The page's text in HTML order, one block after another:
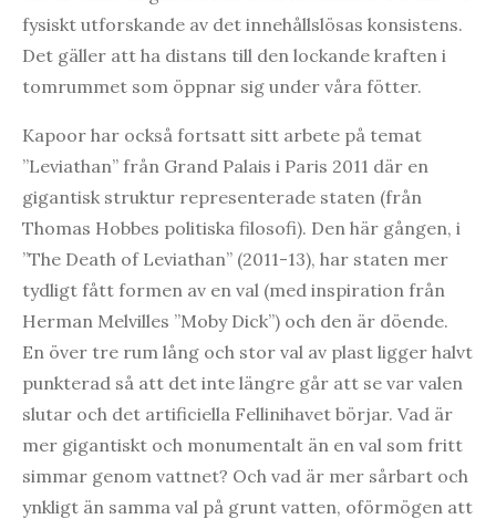
fysiskt utforskande av det innehållslösas konsistens.
Det gäller att ha distans till den lockande kraften i
tomrummet som öppnar sig under våra fötter.
Kapoor har också fortsatt sitt arbete på temat
”Leviathan” från Grand Palais i Paris 2011 där en
gigantisk struktur representerade staten (från
Thomas Hobbes politiska filosofi). Den här gången, i
”The Death of Leviathan” (2011-13), har staten mer
tydligt fått formen av en val (med inspiration från
Herman Melvilles ”Moby Dick”) och den är döende.
En över tre rum lång och stor val av plast ligger halvt
punkterad så att det inte längre går att se var valen
slutar och det artificiella Fellinihavet börjar. Vad är
mer gigantiskt och monumentalt än en val som fritt
simmar genom vattnet? Och vad är mer sårbart och
ynkligt än samma val på grunt vatten, oförmögen att